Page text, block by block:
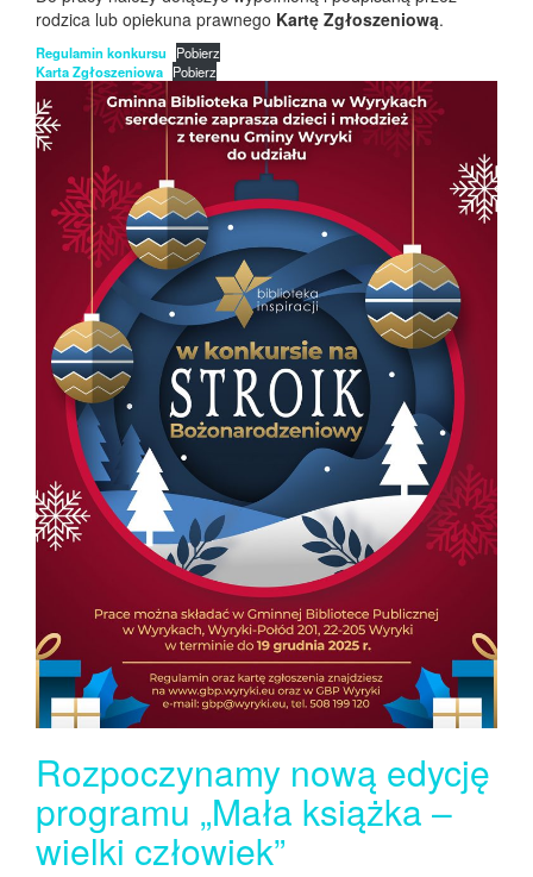
rodzica lub opiekuna prawnego Kartę Zgłoszeniową.
Regulamin konkursu
Pobierz
Karta Zgłoszeniowa Pobierz
Rozpoczynamy nową edycję
programu „Mała książka –
wielki człowiek”